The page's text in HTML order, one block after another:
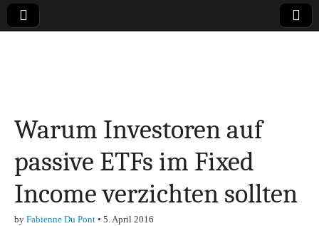
Finanzen,
Marketing-, Vertrieb-
& Investment-Tipps
Warum Investoren auf
passive ETFs im Fixed
Income verzichten sollten
by Fabienne Du Pont • 5. April 2016